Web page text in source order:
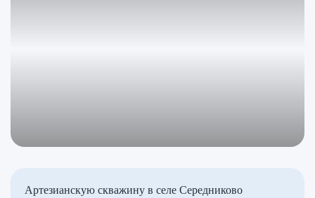
Артезианскую скважину в селе Середниково